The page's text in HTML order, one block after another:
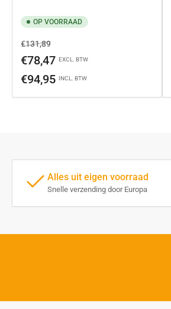
OP VOORRAAD
Normale
prijs
€131,89Aanbiedingsprijs
€78,47 EXCL. BTW
€94,95 INCL. BTW
Alles uit eigen voorraad
Snelle verzending door Europa